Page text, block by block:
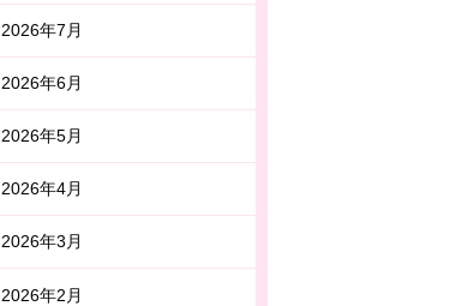
2026年7月
2026年6月
2026年5月
2026年4月
2026年3月
2026年2月